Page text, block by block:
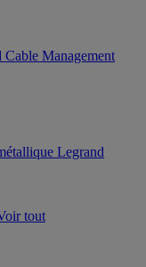
Cable Management
Legrand
tout